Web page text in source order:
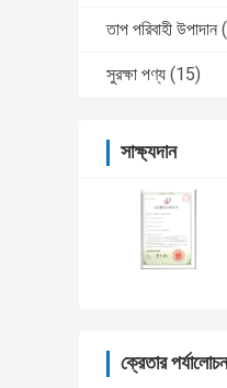
তাপ পরিবাহী উপাদান
সুরক্ষা পণ্য (15)
সাক্ষ্যদান
ক্রেতার